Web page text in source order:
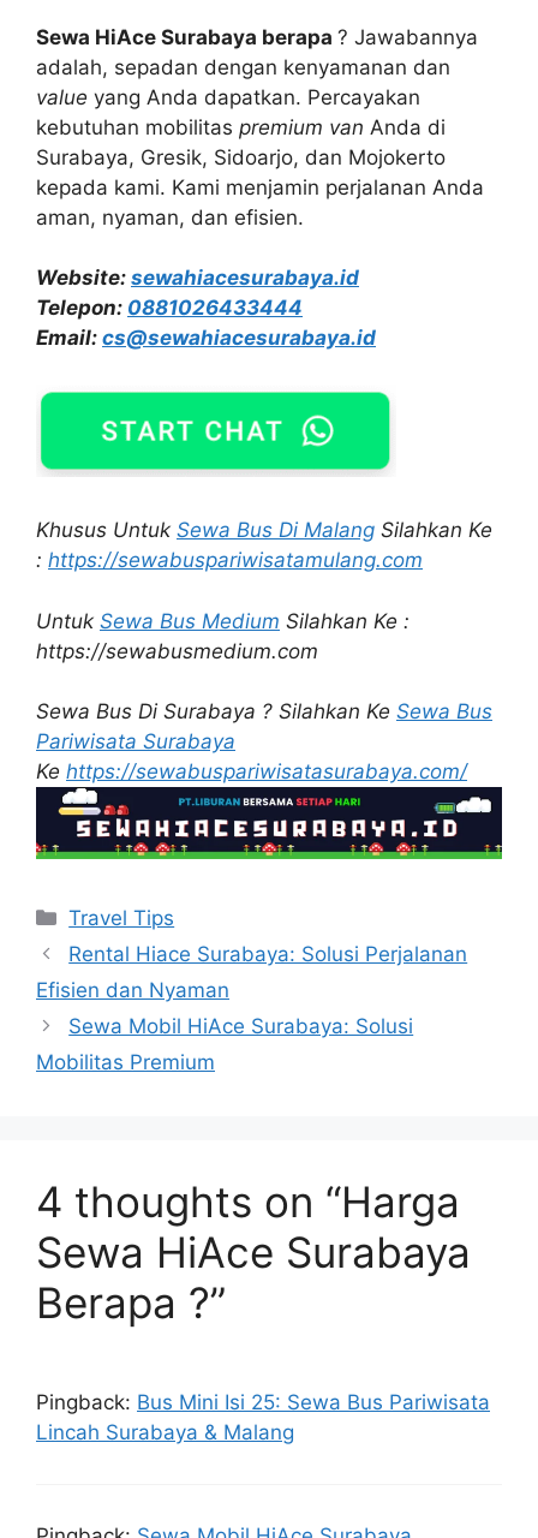
Sewa HiAce Surabaya berapa ? Jawabannya
adalah, sepadan dengan kenyamanan dan
value yang Anda dapatkan. Percayakan
kebutuhan mobilitas premium van Anda di
Surabaya, Gresik, Sidoarjo, dan Mojokerto
kepada kami. Kami menjamin perjalanan Anda
aman, nyaman, dan efisien.
Website: sewahiacesurabaya.id
Telepon: 0881026433444
Email: cs@sewahiacesurabaya.id
Khusus Untuk Sewa Bus Di Malang Silahkan Ke
: https://sewabuspariwisatamulang.com
Untuk Sewa Bus Medium Silahkan Ke :
https://sewabusmedium.com
Sewa Bus Di Surabaya ? Silahkan Ke Sewa Bus
Pariwisata Surabaya
Ke https://sewabuspariwisatasurabaya.com/
Travel Tips
Rental Hiace Surabaya: Solusi Perjalanan
Efisien dan Nyaman
Sewa Mobil HiAce Surabaya: Solusi
Mobilitas Premium
4 thoughts on “Harga
Sewa HiAce Surabaya
Berapa ?”
Pingback: Bus Mini Isi 25: Sewa Bus Pariwisata
Lincah Surabaya & Malang